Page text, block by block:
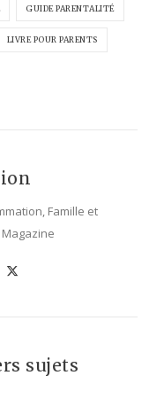
GUIDE PARENTALITÉ
LIVRE POUR PARENTS
Famille et
sujets